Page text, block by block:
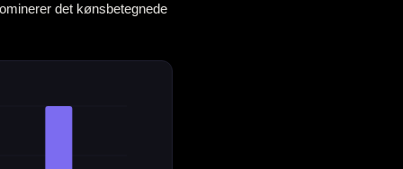
det kønsbetegnede